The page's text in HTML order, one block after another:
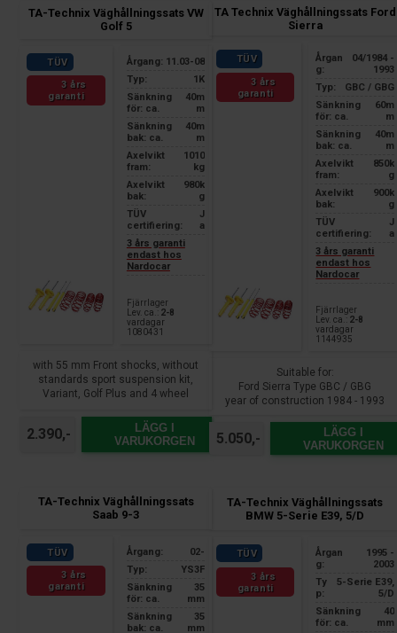
TA-Technix Väghållningssats VW
Golf 5
TÜV
3 års
garanti
Årgang: 11.03-08
Typ:
1K
Sänkning
för: ca.
40m
m
Sänkning
bak: ca.
40m
m
Axelvikt
fram:
1010
kg
Axelvikt
bak:
980k
g
TÜV
certifiering:
J
a
3 års garanti
endast hos
Nardocar
Fjärrlager
Lev. ca.:
2-8
vardagar
1080431
with 55 mm Front shocks, without
standards sport suspension kit,
Variant, Golf Plus and 4 wheel
2.390,-
LÄGG I
VARUKORGEN
TA Technix Väghållningssats Ford
Sierra
TÜV
3 års
garanti
Årgan
g:
04/1984 -
1993
Typ:
GBC / GBG
Sänkning
för: ca.
60m
m
Sänkning
bak: ca.
40m
m
Axelvikt
fram:
850k
g
Axelvikt
bak:
900k
g
TÜV
certifiering:
J
a
3 års garanti
endast hos
Nardocar
Fjärrlager
Lev. ca.: 2-8
vardagar
1144935
Suitable for:
Ford Sierra Type GBC / GBG
year of construction 1984 - 1993
5.050,-
LÄGG I
VARUKORGEN
TA-Technix Väghållningssats
Saab 9-3
TÜV
3 års
garanti
Årgang:
02-
Typ:
YS3F
Sänkning
för: ca.
35
mm
Sänkning
bak: ca.
35
mm
TA-Technix Väghållningssats
BMW 5-Serie E39, 5/D
TÜV
3 års
garanti
Årgan
g:
1995 -
2003
Ty
p:
5-Serie E39,
5/D
Sänkning
för: ca.
40
mm